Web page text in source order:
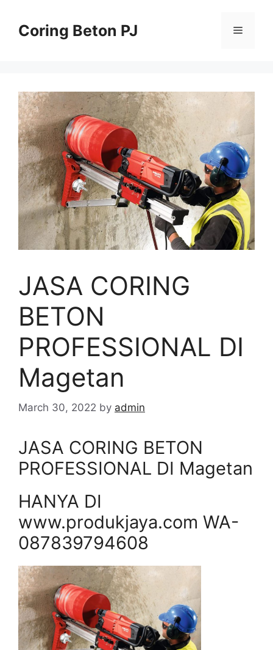
contentCoring Beton PJ Menu
JASA CORING
BETON
PROFESSIONAL DI
Magetan
March 30, 2022 by admin
JASA CORING BETON
PROFESSIONAL DI Magetan
HANYA DI
www.produkjaya.com WA-
087839794608